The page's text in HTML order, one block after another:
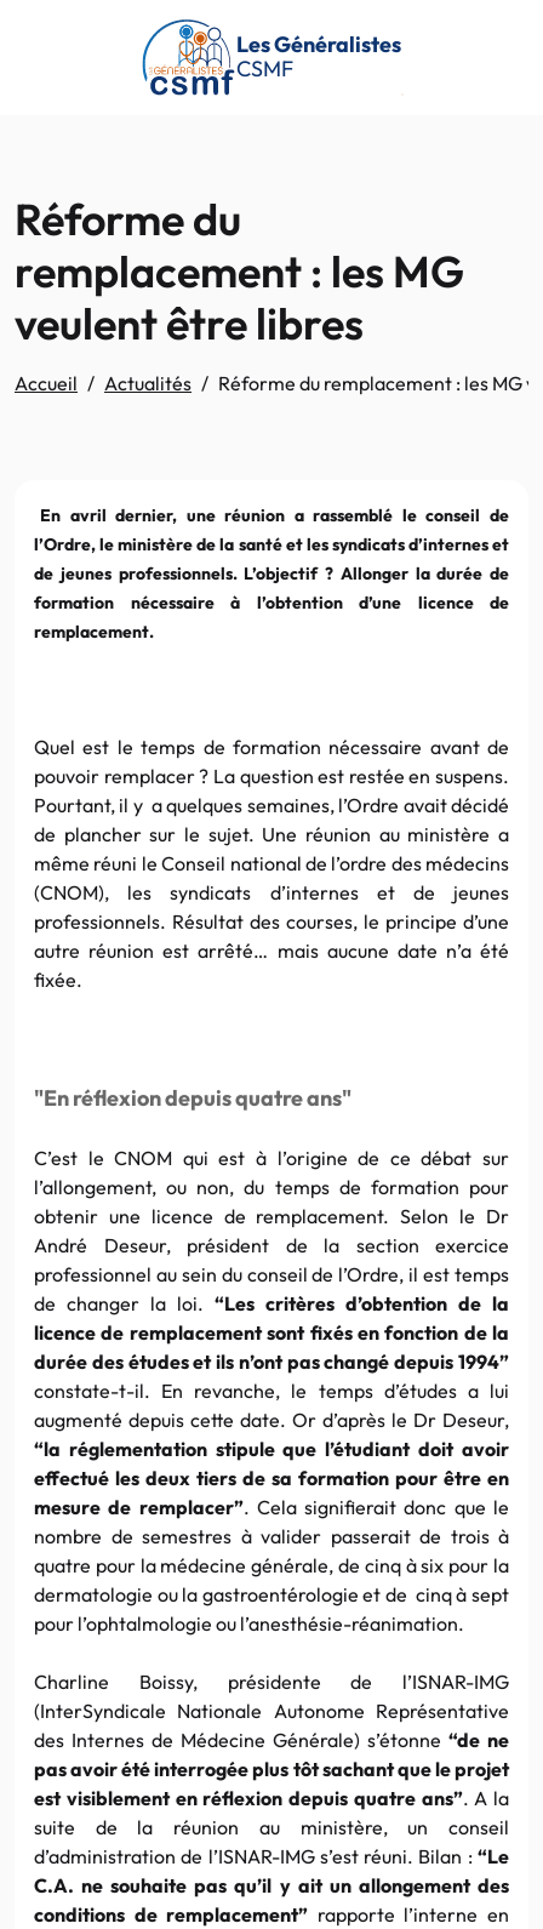
Passer au contenu principal
Les Généralistes
CSMF
Réforme du
remplacement : les MG
veulent être libres
Accueil Actualités Réforme du remplacement : les MG
En avril dernier, une réunion a rassemblé le conseil de
l’Ordre, le ministère de la santé et les syndicats d’internes et
de jeunes professionnels. L’objectif ? Allonger la durée de
formation nécessaire à l’obtention d’une licence de
remplacement.
Quel est le temps de formation nécessaire avant de
pouvoir remplacer ? La question est restée en suspens.
Pourtant, il y a quelques semaines, l’Ordre avait décidé
de plancher sur le sujet. Une réunion au ministère a
même réuni le Conseil national de l’ordre des médecins
(CNOM), les syndicats d’internes et de jeunes
professionnels. Résultat des courses, le principe d’une
autre réunion est arrêté… mais aucune date n’a été
fixée.
"En réflexion depuis quatre ans"
C’est le CNOM qui est à l’origine de ce débat sur
l’allongement, ou non, du temps de formation pour
obtenir une licence de remplacement. Selon le Dr
André Deseur, président de la section exercice
professionnel au sein du conseil de l’Ordre, il est temps
de changer la loi. “Les critères d’obtention de la
licence de remplacement sont fixés en fonction de la
durée des études et ils n’ont pas changé depuis 1994”
constate-t-il. En revanche, le temps d’études a lui
augmenté depuis cette date. Or d’après le Dr Deseur,
“la réglementation stipule que l’étudiant doit avoir
effectué les deux tiers de sa formation pour être en
mesure de remplacer”. Cela signifierait donc que le
nombre de semestres à valider passerait de trois à
quatre pour la médecine générale, de cinq à six pour la
dermatologie ou la gastroentérologie et de cinq à sept
pour l’ophtalmologie ou l’anesthésie-réanimation.
Charline Boissy, présidente de l’ISNAR-IMG
(InterSyndicale Nationale Autonome Représentative
des Internes de Médecine Générale) s’étonne “de ne
pas avoir été interrogée plus tôt sachant que le projet
est visiblement en réflexion depuis quatre ans”. A la
suite de la réunion au ministère, un conseil
d’administration de l’ISNAR-IMG s’est réuni. Bilan : “Le
C.A. ne souhaite pas qu’il y ait un allongement des
conditions de remplacement” rapporte l’interne en